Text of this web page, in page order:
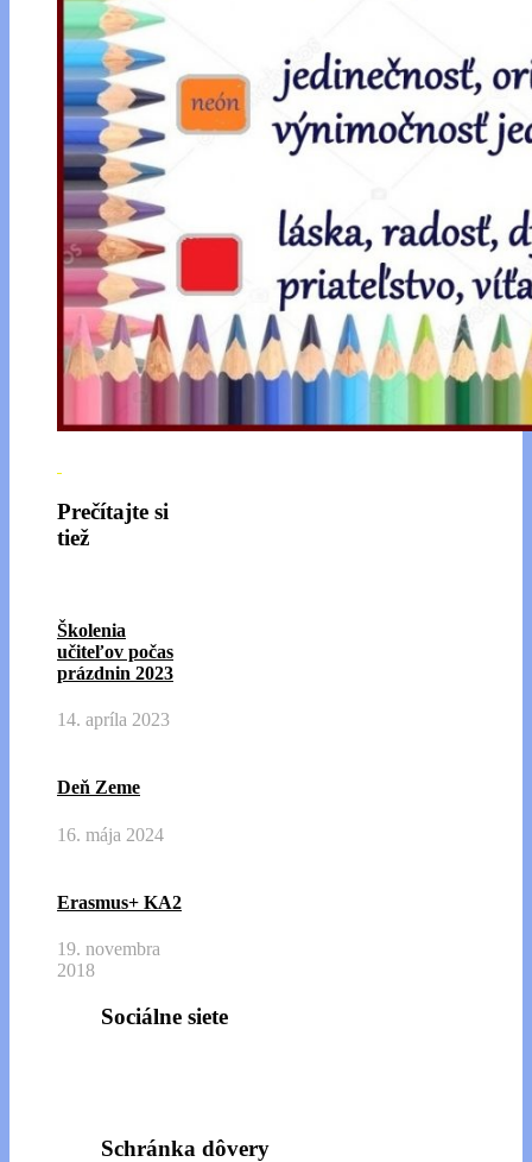
Prečítajte si
tiež
Školenia
učiteľov počas
prázdnin 2023
14. apríla 2023
Deň Zeme
16. mája 2024
Erasmus+ KA2
19. novembra
2018
Sociálne siete
Schránka dôvery